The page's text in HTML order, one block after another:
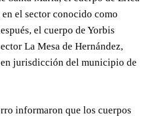
el sector conocido como
el cuerpo de Yorbis
La Mesa de Hernández,
jurisdicción del municipio de
informaron que los cuerpos